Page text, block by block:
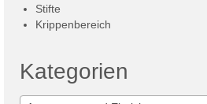
Stifte
Krippenbereich
Kategorien